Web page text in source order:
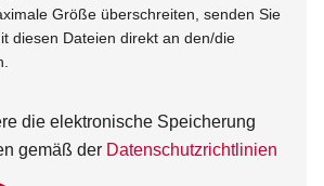
Größe überschreiten, senden Sie
diesen Dateien direkt an den/die
die elektronische Speicherung
gemäß der Datenschutzrichtlinien